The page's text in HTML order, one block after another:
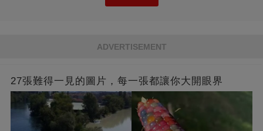
ADVERTISEMENT
27張難得一見的圖片，每一張都讓你大開眼界